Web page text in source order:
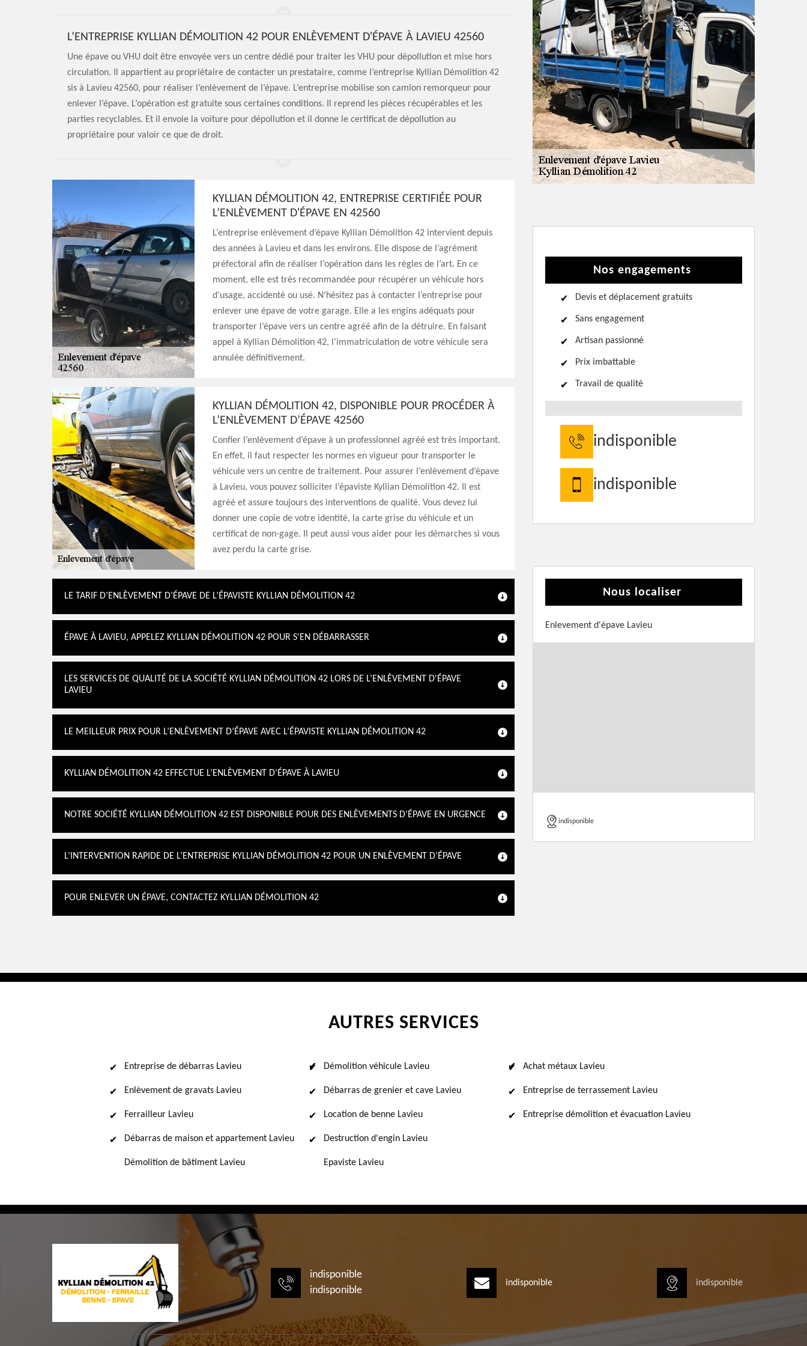
L’ENTREPRISE KYLLIAN DÉMOLITION 42 POUR ENLÈVEMENT D'ÉPAVE À LAVIEU 42560
Une épave ou VHU doit être envoyée vers un centre dédié pour traiter les VHU pour dépollution et mise hors
circulation. Il appartient au propriétaire de contacter un prestataire, comme l’entreprise Kyllian Démolition 42
sis à Lavieu 42560, pour réaliser l’enlèvement de l’épave. L’entreprise mobilise son camion remorqueur pour
enlever l’épave. L’opération est gratuite sous certaines conditions. Il reprend les pièces récupérables et les
parties recyclables. Et il envoie la voiture pour dépollution et il donne le certificat de dépollution au
propriétaire pour valoir ce que de droit.
KYLLIAN DÉMOLITION 42, ENTREPRISE CERTIFIÉE POUR
L’ENLÈVEMENT D'ÉPAVE EN 42560
L’entreprise enlèvement d’épave Kyllian Démolition 42 intervient depuis
des années à Lavieu et dans les environs. Elle dispose de l’agrément
préfectoral afin de réaliser l’opération dans les règles de l’art. En ce
moment, elle est très recommandée pour récupérer un véhicule hors
d’usage, accidenté ou usé. N’hésitez pas à contacter l’entreprise pour
enlever une épave de votre garage. Elle a les engins adéquats pour
transporter l’épave vers un centre agréé afin de la détruire. En faisant
appel à Kyllian Démolition 42, l’immatriculation de votre véhicule sera
annulée définitivement.
KYLLIAN DÉMOLITION 42, DISPONIBLE POUR PROCÉDER À
L’ENLÈVEMENT D’ÉPAVE 42560
Confier l’enlèvement d’épave à un professionnel agréé est très important.
En effet, il faut respecter les normes en vigueur pour transporter le
véhicule vers un centre de traitement. Pour assurer l’enlèvement d’épave
à Lavieu, vous pouvez solliciter l’épaviste Kyllian Démolition 42. Il est
agréé et assure toujours des interventions de qualité. Vous devez lui
donner une copie de votre identité, la carte grise du véhicule et un
certificat de non-gage. Il peut aussi vous aider pour les démarches si vous
avez perdu la carte grise.
LE TARIF D’ENLÈVEMENT D’ÉPAVE DE L’ÉPAVISTE KYLLIAN DÉMOLITION 42
ÉPAVE À LAVIEU, APPELEZ KYLLIAN DÉMOLITION 42 POUR S'EN DÉBARRASSER
LES SERVICES DE QUALITÉ DE LA SOCIÉTÉ KYLLIAN DÉMOLITION 42 LORS DE L’ENLÈVEMENT D'ÉPAVE
LAVIEU
LE MEILLEUR PRIX POUR L’ENLÈVEMENT D’ÉPAVE AVEC L’ÉPAVISTE KYLLIAN DÉMOLITION 42
KYLLIAN DÉMOLITION 42 EFFECTUE L’ENLÈVEMENT D’ÉPAVE À LAVIEU
NOTRE SOCIÉTÉ KYLLIAN DÉMOLITION 42 EST DISPONIBLE POUR DES ENLÈVEMENTS D’ÉPAVE EN URGENCE
L’INTERVENTION RAPIDE DE L’ENTREPRISE KYLLIAN DÉMOLITION 42 POUR UN ENLÈVEMENT D’ÉPAVE
POUR ENLEVER UN ÉPAVE, CONTACTEZ KYLLIAN DÉMOLITION 42
Nos engagements
Devis et déplacement gratuits
Sans engagement
Artisan passionné
Prix imbattable
Travail de qualité
indisponible
indisponible
Nous localiser
Enlevement d'épave Lavieu
indisponible
AUTRES SERVICES
Entreprise de débarras Lavieu
Enlèvement de gravats Lavieu
Ferrailleur Lavieu
Débarras de maison et appartement Lavieu
Démolition de bâtiment Lavieu
Démolition véhicule Lavieu
Débarras de grenier et cave Lavieu
Location de benne Lavieu
Destruction d'engin Lavieu
Epaviste Lavieu
Achat métaux Lavieu
Entreprise de terrassement Lavieu
Entreprise démolition et évacuation Lavieu
indisponible
indisponible
indisponible indisponible